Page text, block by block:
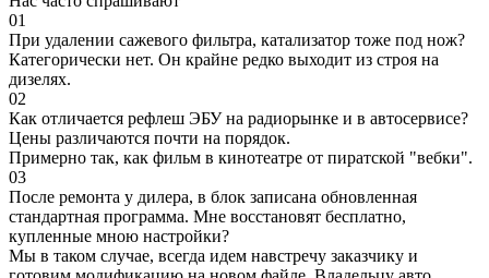
01
При удалении сажевого фильтра, катализатор тоже под нож?
Категорически нет. Он крайне редко выходит из строя на
дизелях.
02
Как отличается рефлеш ЭБУ на радиорынке и в автосервисе?
Цены различаются почти на порядок.
Примерно так, как фильм в кинотеатре от пиратской "вебки".
03
После ремонта у дилера, в блок записана обновленная
стандартная программа. Мне восстановят бесплатно,
купленные мною настройки?
Мы в таком случае, всегда идем навстречу заказчику и